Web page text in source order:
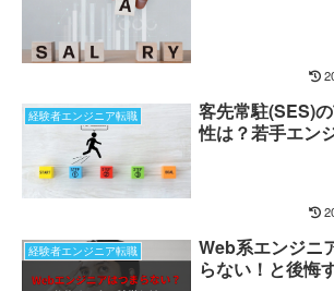
経験者エンジニア転職
客先常駐(SES)
性は？若手エン
経験者エンジニア転職
Web系エンジニ
らない！と後悔